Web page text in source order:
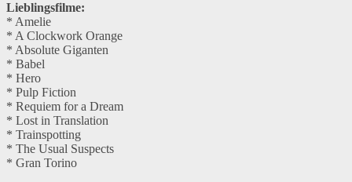
Lieblingsfilme:
* Amelie
* A Clockwork Orange
* Absolute Giganten
* Babel
* Hero
* Pulp Fiction
* Requiem for a Dream
* Lost in Translation
* Trainspotting
* The Usual Suspects
* Gran Torino